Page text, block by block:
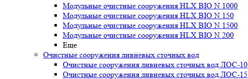
Модульные очистные сооружения HLX BIO N 1000
Модульные очистные сооружения HLX BIO N 150
Модульные очистные сооружения HLX BIO N 1500
Модульные очистные сооружения HLX BIO N 200
Еще
Очистные сооружения ливневых сточных вод
Очистные сооружения ливневых сточных вод ЛОС-10
Очистные сооружения ливневых сточных вод ЛОС-15